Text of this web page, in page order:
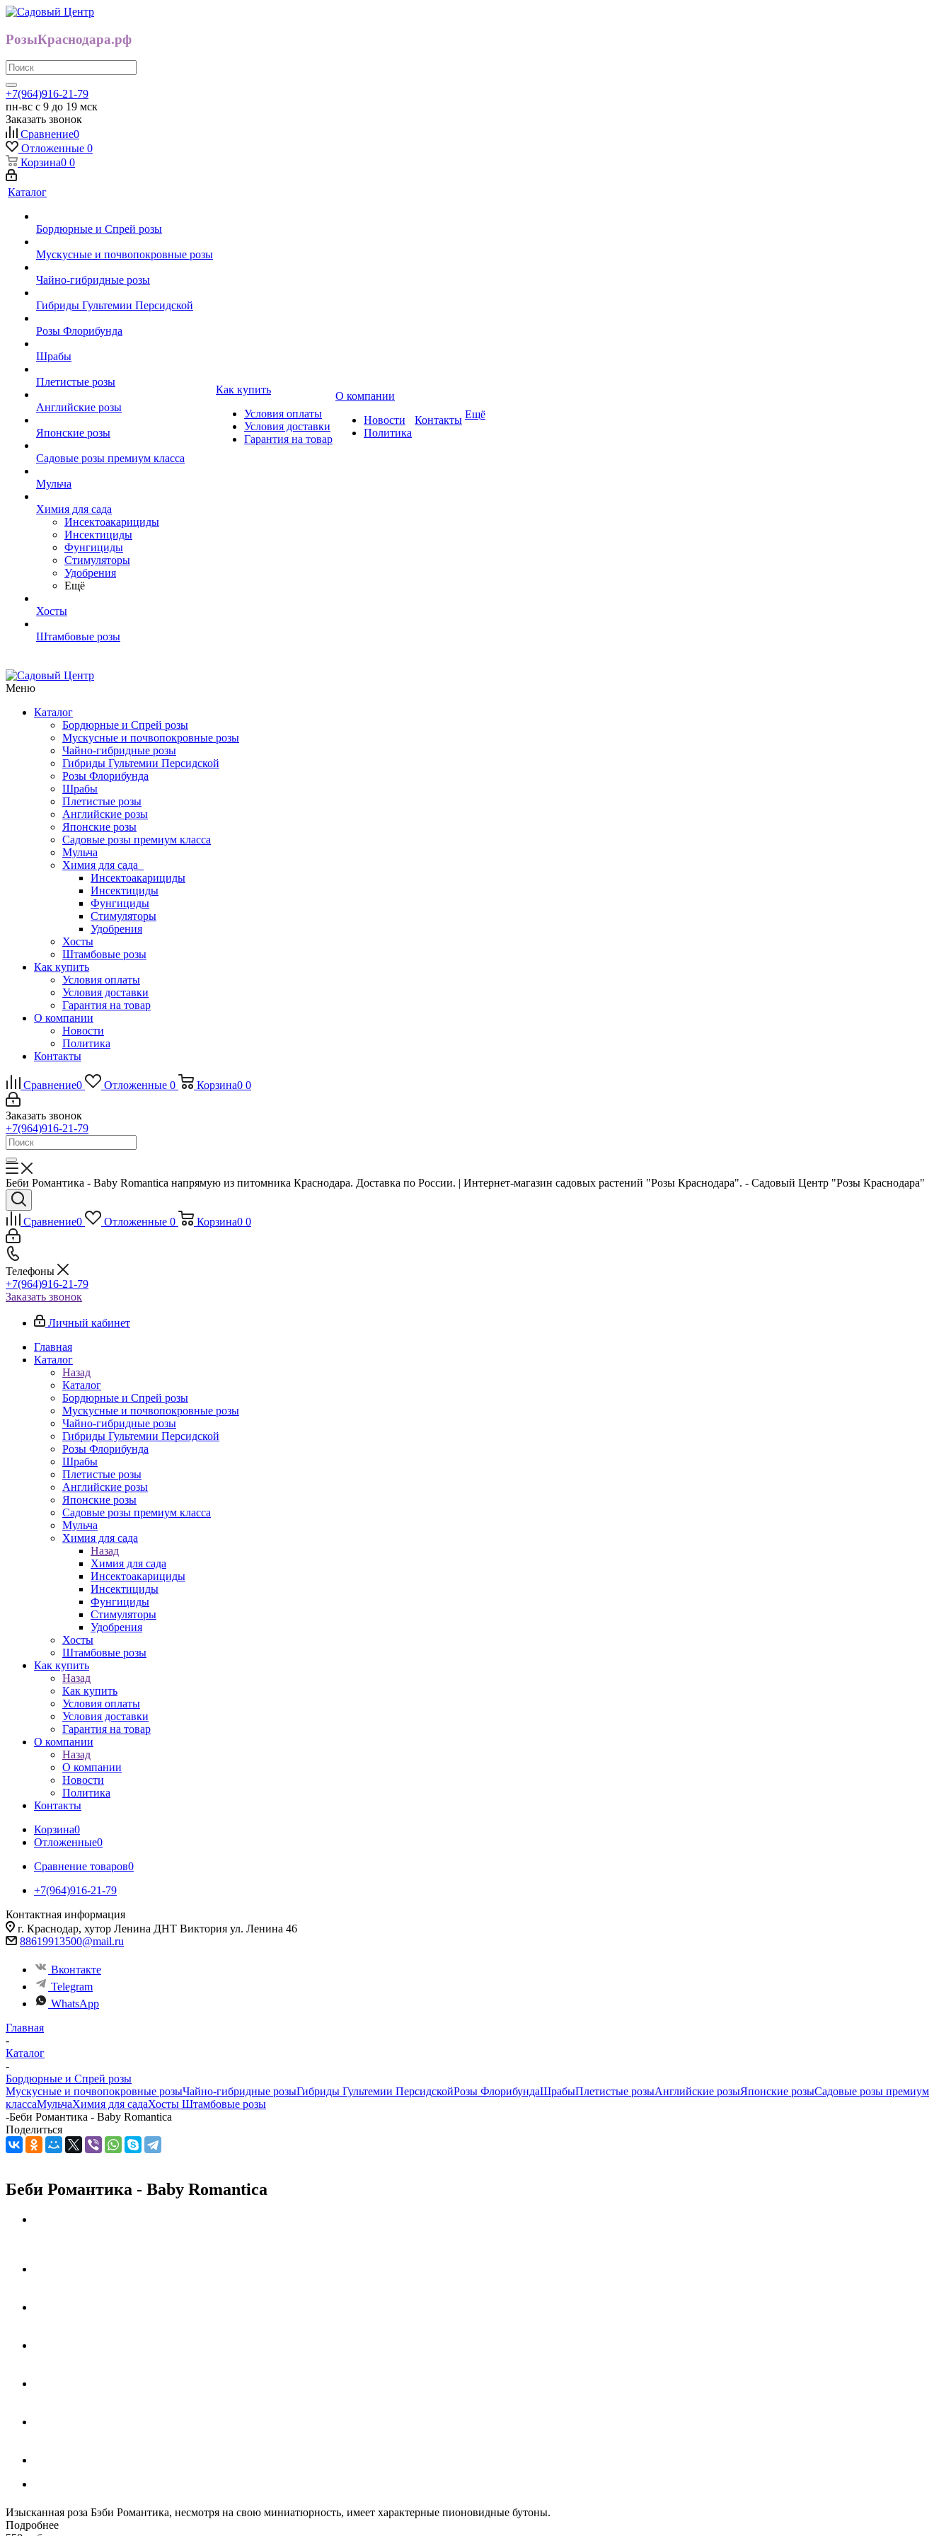
РозыКраснодара.рф
+7(964)916-21-79
пн-вс с 9 до 19 мск
Заказать звонок
Сравнение0
Отложенные 0
Корзина0 0
Каталог
Бордюрные и Спрей розы
Мускусные и почвопокровные розы
Чайно-гибридные розы
Гибриды Гультемии Персидской
Розы Флорибунда
Шрабы
Плетистые розы
Английские розы
Японские розы
Садовые розы премиум класса
Мульча
Химия для сада
Инсектоакарициды
Инсектициды
Фунгициды
Стимуляторы
Удобрения
Ещё
Хосты
Штамбовые розы
Как купить
Условия оплаты
Условия доставки
Гарантия на товар
О компании
Новости
Политика
Контакты Ещё
Меню
Каталог
Бордюрные и Спрей розы
Мускусные и почвопокровные розы
Чайно-гибридные розы
Гибриды Гультемии Персидской
Розы Флорибунда
Шрабы
Плетистые розы
Английские розы
Японские розы
Садовые розы премиум класса
Мульча
Химия для сада
Инсектоакарициды
Инсектициды
Фунгициды
Стимуляторы
Удобрения
Хосты
Штамбовые розы
Как купить
Условия оплаты
Условия доставки
Гарантия на товар
О компании
Новости
Политика
Контакты
Сравнение0 Отложенные 0 Корзина0 0
Заказать звонок
+7(964)916-21-79
Беби Романтика - Baby Romantica напрямую из питомника Краснодара. Доставка по России. | Интернет-магазин садовых растений "Розы Краснодара". - Садовый Центр "Розы Краснодара"
Сравнение0 Отложенные 0 Корзина0 0
Телефоны
+7(964)916-21-79
Заказать звонок
Личный кабинет
Главная
Каталог
Назад
Каталог
Бордюрные и Спрей розы
Мускусные и почвопокровные розы
Чайно-гибридные розы
Гибриды Гультемии Персидской
Розы Флорибунда
Шрабы
Плетистые розы
Английские розы
Японские розы
Садовые розы премиум класса
Мульча
Химия для сада
Назад
Химия для сада
Инсектоакарициды
Инсектициды
Фунгициды
Стимуляторы
Удобрения
Хосты
Штамбовые розы
Как купить
Назад
Как купить
Условия оплаты
Условия доставки
Гарантия на товар
О компании
Назад
О компании
Новости
Политика
Контакты
Корзина0
Отложенные0
Сравнение товаров0
+7(964)916-21-79
Контактная информация
г. Краснодар, хутор Ленина ДНТ Виктория ул. Ленина 46
88619913500@mail.ru
Вконтакте
Telegram
WhatsApp
Главная
-
Каталог
-
Бордюрные и Спрей розы
Мускусные и почвопокровные розыЧайно-гибридные розыГибриды Гультемии ПерсидскойРозы ФлорибундаШрабыПлетистые розыАнглийские розыЯпонские розыСадовые розы премиум
классаМульчаХимия для садаХосты Штамбовые розы
-Беби Романтика - Baby Romantica
Поделиться
Беби Романтика - Baby Romantica
Изысканная роза Бэби Романтика, несмотря на свою миниатюрность, имеет характерные пионовидные бутоны.
Подробнее